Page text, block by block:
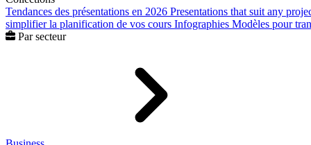
Tendances des présentations en 2026 Presentations that suit any
simplifier la planification de vos cours Infographies Modèles pour
Par secteur